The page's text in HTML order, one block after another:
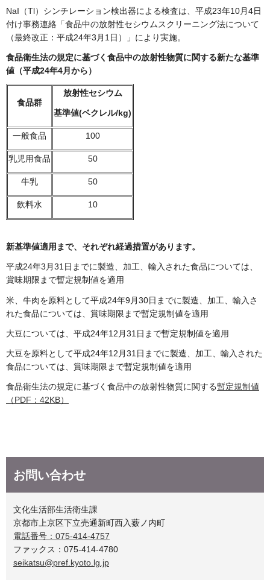
NaI（Tl）シンチレーション検出器による検査は、平成23年10月4日
付け事務連絡「食品中の放射性セシウムスクリーニング法について
（最終改正：平成24年3月1日）」により実施。
食品衛生法の規定に基づく食品中の放射性物質に関する新たな基準
値（平成24年4月から）
食品群
放射性セシウム
基準値(ベクレル/kg)
一般食品 100
乳児用食品 50
牛乳 50
飲料水 10
新基準値適用まで、それぞれ経過措置があります。
平成24年3月31日までに製造、加工、輸入された食品については、
賞味期限まで暫定規制値を適用
米、牛肉を原料として平成24年9月30日までに製造、加工、輸入さ
れた食品については、賞味期限まで暫定規制値を適用
大豆については、平成24年12月31日まで暫定規制値を適用
大豆を原料として平成24年12月31日までに製造、加工、輸入された
食品については、賞味期限まで暫定規制値を適用
食品衛生法の規定に基づく食品中の放射性物質に関する暫定規制値
（PDF：42KB）
お問い合わせ
文化生活部生活衛生課
京都市上京区下立売通新町西入薮ノ内町
電話番号：075-414-4757
ファックス：075-414-4780
seikatsu@pref.kyoto.lg.jp